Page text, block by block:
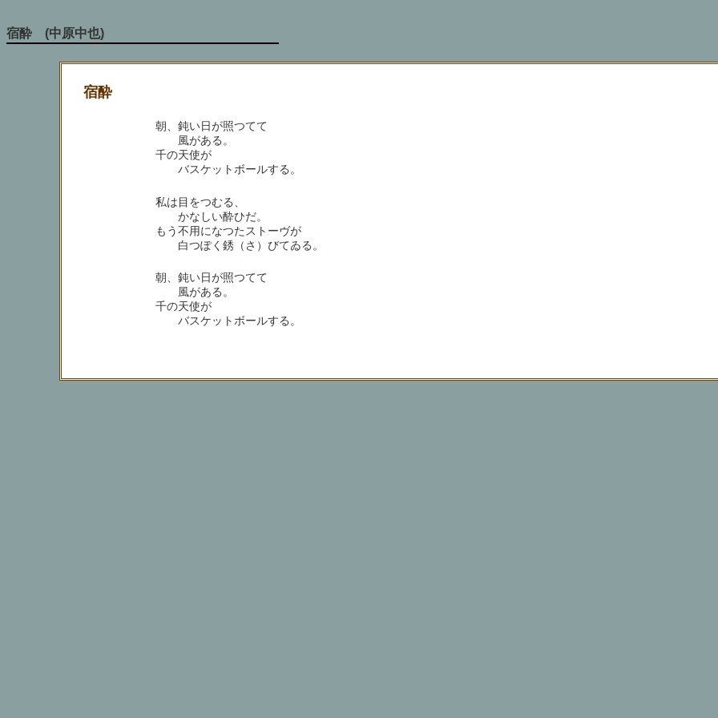
宿酔 (中原中也)
宿酔
朝、鈍い日が照つてて
風がある。
千の天使が
バスケットボールする。
私は目をつむる、
かなしい酔ひだ。
もう不用になつたストーヴが
白つぽく銹（さ）びてゐる。
朝、鈍い日が照つてて
風がある。
千の天使が
バスケットボールする。